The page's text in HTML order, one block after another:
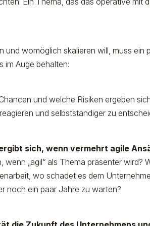
und womöglich skalieren will, muss ein
im Auge behalten:
und welche Risiken ergeben
und selbstständiger zu
sich, wenn vermehrt agile
„agil“ als Thema präsenter wird?
wo schadet es dem
noch ein paar Jahre zu warten?